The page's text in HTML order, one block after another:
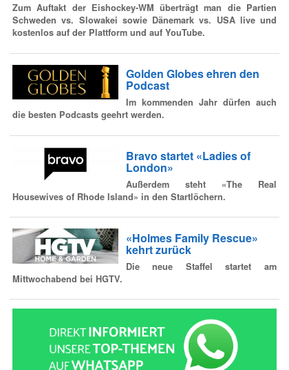
Zum Auftakt der Eishockey-WM überträgt man die Partien
Schweden vs. Slowakei sowie Dänemark vs. USA live und
kostenlos auf der Plattform und auf YouTube.
Golden Globes ehren den
Podcast
Im kommenden Jahr dürfen auch
die besten Podcasts geehrt werden.
Bravo startet «Ladies of
London»
Außerdem steht «The Real
Housewives of Rhode Island» in den Startlöchern.
«Holmes Family Rescue»
kehrt zurück
Die neue Staffel startet am
Mittwochabend bei HGTV.